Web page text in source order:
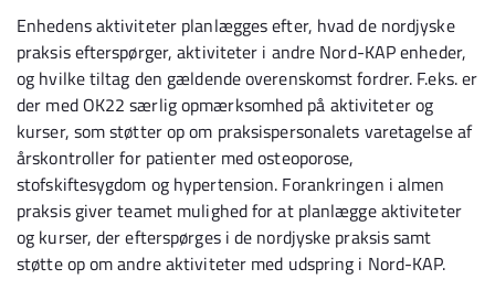
Enhedens aktiviteter planlægges efter, hvad de nordjyske
praksis efterspørger, aktiviteter i andre Nord-KAP enheder,
og hvilke tiltag den gældende overenskomst fordrer. F.eks. er
der med OK22 særlig opmærksomhed på aktiviteter og
kurser, som støtter op om praksispersonalets varetagelse af
årskontroller for patienter med osteoporose,
stofskiftesygdom og hypertension. Forankringen i almen
praksis giver teamet mulighed for at planlægge aktiviteter
og kurser, der efterspørges i de nordjyske praksis samt
støtte op om andre aktiviteter med udspring i Nord-KAP.